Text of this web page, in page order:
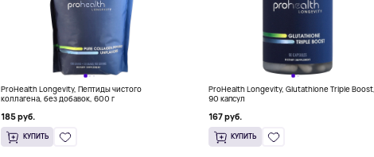
ProHealth Longevity, Пептиды чистого
коллагена, без добавок, 600 г
185 руб.
КУПИТЬ
ProHealth Longevity, Glutathione Triple Boost,
90 капсул
167 руб.
КУПИТЬ